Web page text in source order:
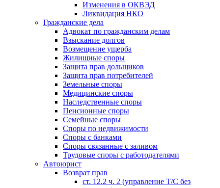
Изменения в ОКВЭД
Ликвидация НКО
Гражданские дела
Адвокат по гражданским делам
Взыскание долгов
Возмещение ущерба
Жилищные споры
Защита прав дольщиков
Защита прав потребителей
Земельные споры
Медицинские споры
Наследственные споры
Пенсионные споры
Семейные споры
Cпоры по недвижимости
Споры с банками
Споры связанные с заливом
Трудовые споры с работодателями
Автоюрист
Возврат прав
ст. 12.2 ч. 2 (управление Т/С без